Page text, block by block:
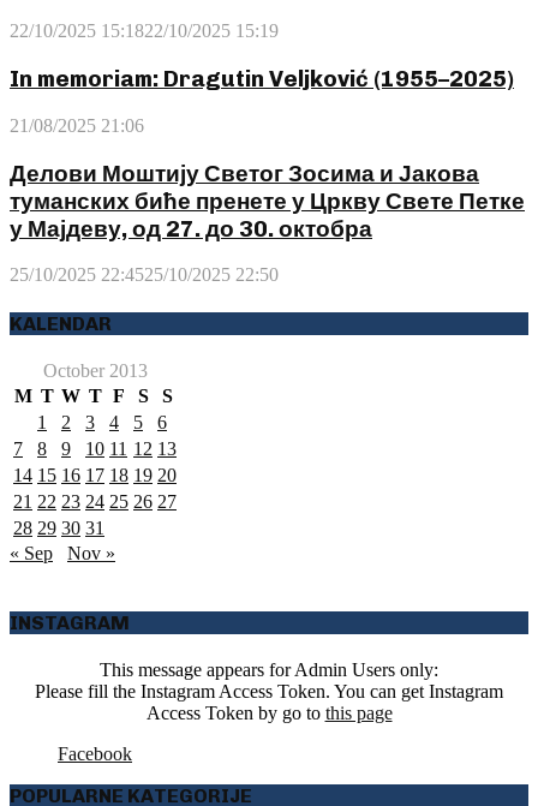
22/10/2025 15:1822/10/2025 15:19
In memoriam: Dragutin Veljković (1955–2025)
21/08/2025 21:06
Делови Моштију Светог Зосима и Јакова
туманских биће пренете у Цркву Свете Петке
у Мајдеву, од 27. до 30. октобра
25/10/2025 22:4525/10/2025 22:50
KALENDAR
October 2013
M T W T F S
S
1
2 3 4 5
6
7
8 9 10 11 12 13
14 15 16 17 18 19 20
21 22 23 24 25 26 27
28 29 30 31
« Sep
Nov »
INSTAGRAM
This message appears for Admin Users only:
Please fill the Instagram Access Token. You can get Instagram
Access Token by go to this page
Facebook
POPULARNE KATEGORIJE